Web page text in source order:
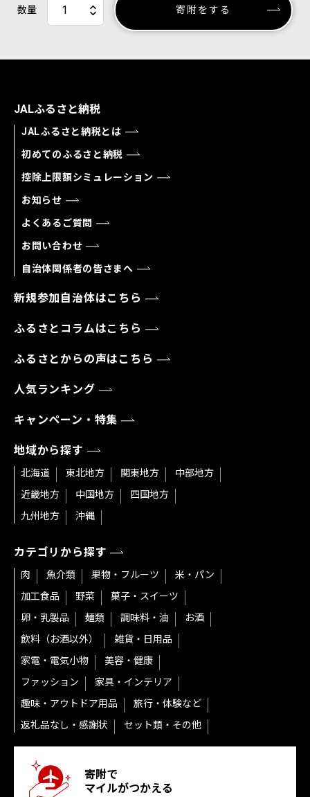
数量 寄附をする
JALふるさと納税
JALふるさと納税とは
初めてのふるさと納税
控除上限額シミュレーション
お知らせ
よくあるご質問
お問い合わせ
自治体関係者の皆さまへ
新規参加自治体はこちら
ふるさとコラムはこちら
ふるさとからの声はこちら
人気ランキング
キャンペーン・特集
地域から探す
北海道 東北地方 関東地方
中部地方
近畿地方
中国地方
四国地方
九州地方
沖縄
カテゴリから探す
肉 魚介類 果物・フルーツ
米・パン
加工食品
野菜
菓子・スイーツ
卵・乳製品
麺類 調味料・油
お酒
飲料（お酒以外）
雑貨・日用品
家電・電気小物
美容・健康
ファッション
家具・インテリア
趣味・アウトドア用品
旅行・体験など
返礼品なし・感謝状
セット類・その他
寄附で
マイルがつかえる